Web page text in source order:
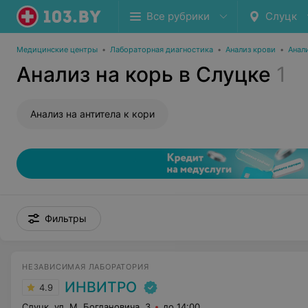
Все рубрики Слуцк
Медицинские центры • Лабораторная диагностика • Анализ крови •
Анализ на корь в Слуцке 1
Анализ на антитела к кори
Фильтры
НЕЗАВИСИМАЯ ЛАБОРАТОРИЯ
4.9 ИНВИТРО